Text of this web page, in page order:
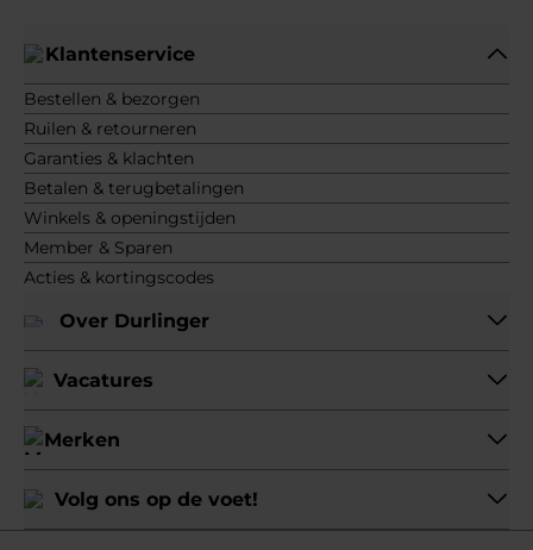
Klantenservice
Bestellen & bezorgen
Ruilen & retourneren
Garanties & klachten
Betalen & terugbetalingen
Winkels & openingstijden
Member & Sparen
Acties & kortingscodes
Over Durlinger
Vacatures
Merken
Volg ons op de voet!